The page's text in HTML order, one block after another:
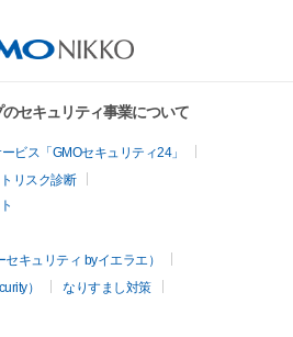
セキュリティ事業について
ビス「GMOセキュリティ24」
リスク診断
キュリティ byイエラエ）
）
なりすまし対策